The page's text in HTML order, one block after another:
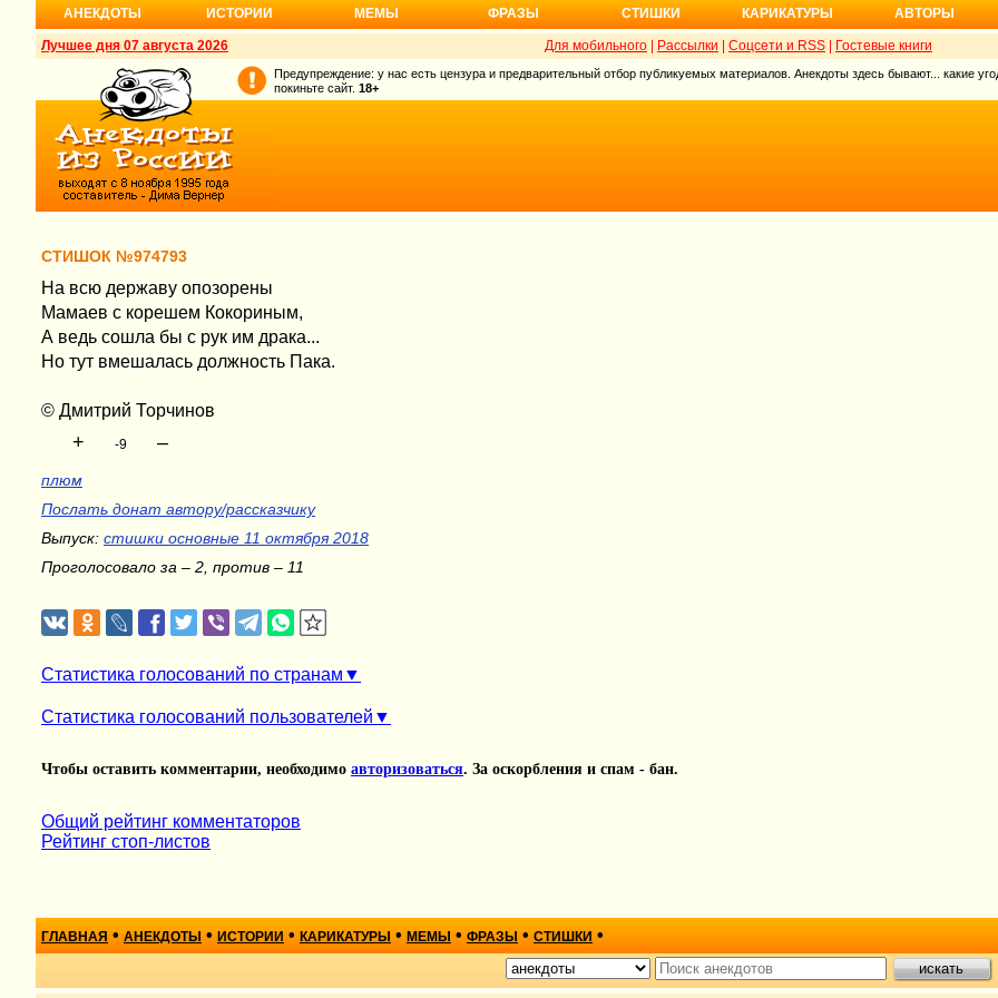
АНЕКДОТЫ ИСТОРИИ МЕМЫ ФРАЗЫ СТИШКИ КАРИКАТУРЫ АВТОРЫ
Лучшее дня 07 августа 2026 Для мобильного Рассылки Соцсети и RSS Гостевые книги
Предупреждение: у нас есть цензура и предварительный отбор публикуемых материалов. Анекдоты здесь бывают... какие
покиньте сайт. 18+
СТИШОК №974793
На всю державу опозорены
Мамаев с корешем Кокориным,
А ведь сошла бы с рук им драка...
Но тут вмешалась должность Пака.
© Дмитрий Торчинов
+ -9 –
плюм
Послать донат автору/рассказчику
Выпуск: стишки основные 11 октября 2018
Проголосовало за – 2, против – 11
Статистика голосований по странам
Статистика голосований пользователей
Чтобы оставить комментарии, необходимо авторизоваться. За оскорбления и спам - бан.
Общий рейтинг комментаторов
Рейтинг стоп-листов
ГЛАВНАЯ • АНЕКДОТЫ • ИСТОРИИ • КАРИКАТУРЫ • МЕМЫ • ФРАЗЫ • СТИШКИ •